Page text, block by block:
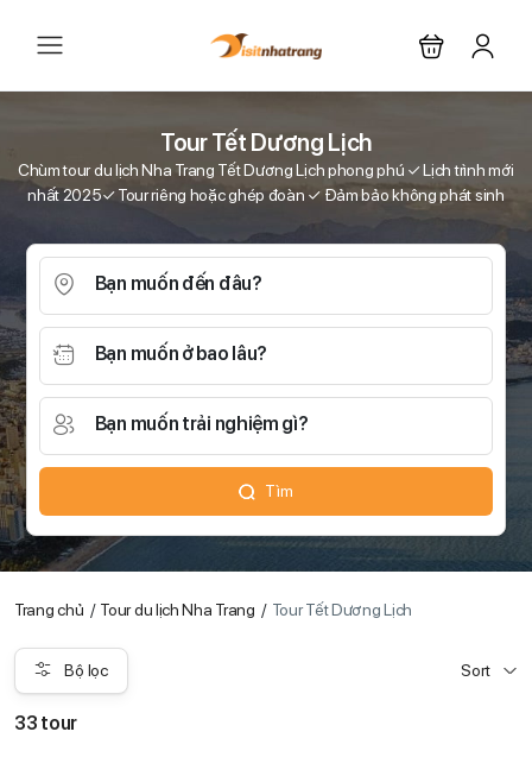
Tour Tết Dương Lịch
Chùm tour du lịch Nha Trang Tết Dương Lịch phong phú ✓ Lịch trình mới
nhất 2025✓ Tour riêng hoặc ghép đoàn ✓ Đảm bảo không phát sinh
Bạn muốn đến đâu?
Bạn muốn ở bao lâu?
Bạn muốn trải nghiệm gì?
Tìm
Trang chủ Tour du lịch Nha Trang Tour Tết Dương Lịch
Bộ lọc Sort
33 tour